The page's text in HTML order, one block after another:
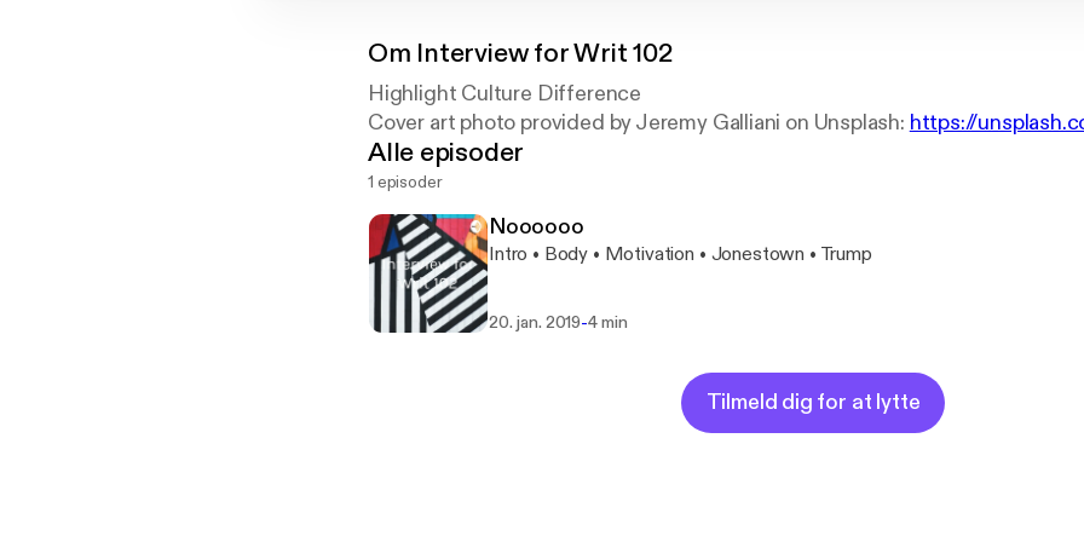
Om Interview for Writ 102
Highlight Culture Difference
Cover art photo provided by Jeremy Galliani on Unsplash: https://
Alle episoder
1 episoder
Noooooo
Intro • Body • Motivation • Jonestown • Trump
20. jan. 2019-4 min
Tilmeld dig for at lytte